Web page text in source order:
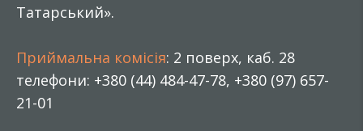
Татарський».
Приймальна комісія: 2 поверх, каб. 28
телефони: +380 (44) 484-47-78, +380 (97) 657-
21-01